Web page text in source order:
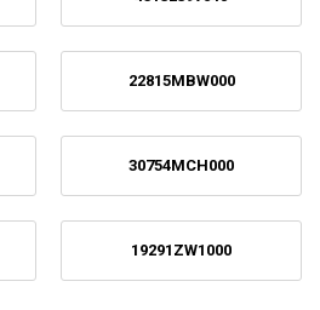
22815MBW000
30754MCH000
19291ZW1000